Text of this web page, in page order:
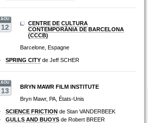
AOU
12
CENTRE DE CULTURA
CONTEMPORÀNIA DE BARCELONA
(CCCB)
Barcelone, Espagne
SPRING CITY de Jeff SCHER
AOU
13
BRYN MAWR FILM INSTITUTE
Bryn Mawr, PA, États-Unis
SCIENCE FRICTION de Stan VANDERBEEK
GULLS AND BUOYS de Robert BREER